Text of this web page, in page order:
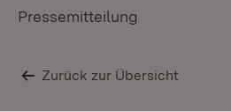
Pressemitteilung
Zurück zur Übersicht